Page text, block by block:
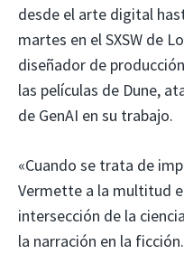
desde el arte digital
martes en el SXSW de
diseñador de
las películas de Dune,
de GenAI en su trabajo.
«Cuando se trata de
Vermette a la multitud
intersección de la
la narración en la ficción.